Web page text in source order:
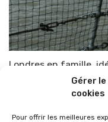
Gérer
cookies
Pour offrir les meilleures
Londres en famille,
TOP-PARENTS 10